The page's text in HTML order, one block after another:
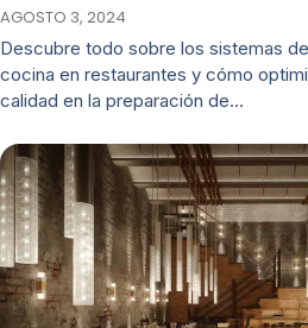
AGOSTO 3, 2024
Descubre todo sobre los sistemas
cocina en restaurantes y cómo
calidad en la preparación de…